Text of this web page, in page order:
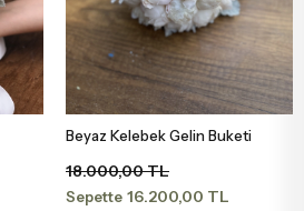
Sepete Ekle
Beyaz Kelebek Gelin Buketi
18.000,00 TL
Sepette 16.200,00 TL